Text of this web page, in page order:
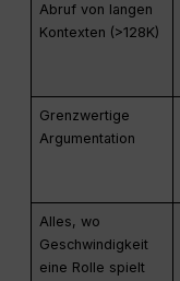
Abruf von langen
Kontexten (>128K)
Grenzwertige
Argumentation
Alles, wo
Geschwindigkeit
eine Rolle spielt